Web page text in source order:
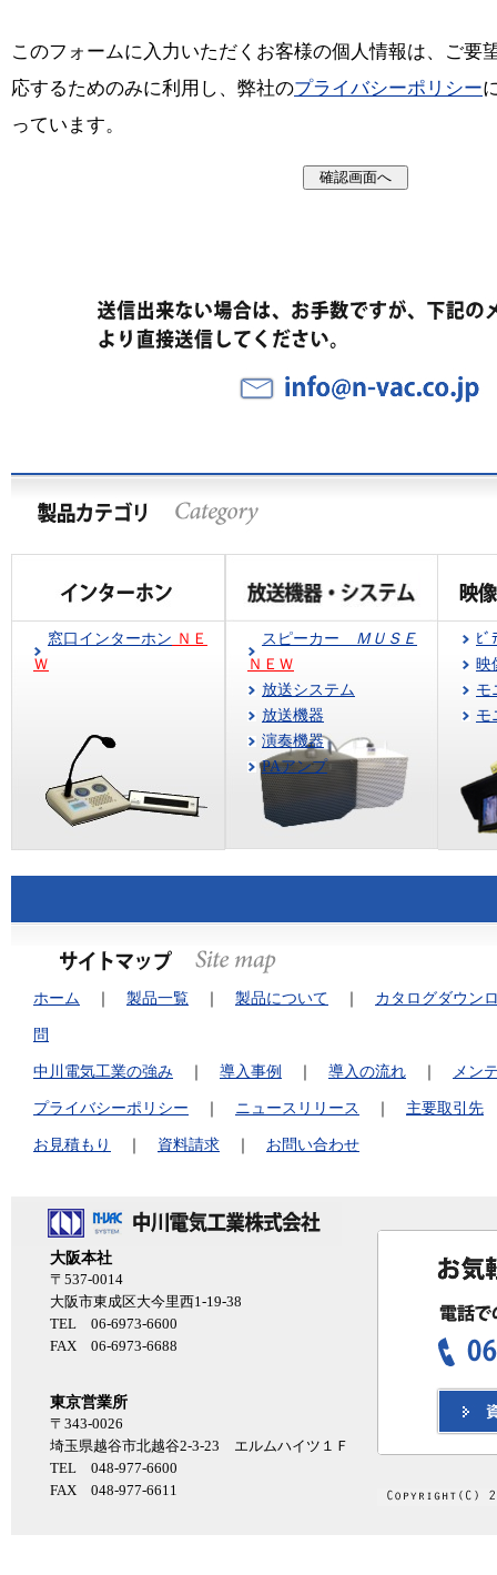
このフォームに入力いただくお客様の個人情報は、ご要
応するためのみに利用し、弊社のプライバシーポリシー
っています。
窓口インターホン ＮＥ
Ｗ
スピーカー
ＭＵＳＥ
ＮＥＷ
放送システム
放送機器
演奏機器
PAアンプ
ﾋﾞ
映
モ
モ
ホーム ｜ 製品一覧 ｜ 製品について ｜ カタログダウン
問
中川電気工業の強み ｜ 導入事例 ｜ 導入の流れ ｜ メン
プライバシーポリシー ｜ ニュースリリース ｜ 主要取引先
お見積もり ｜ 資料請求 ｜ お問い合わせ
大阪本社
〒537-0014
大阪市東成区大今里西1-19-38
TEL 06-6973-6600
FAX 06-6973-6688
東京営業所
〒343-0026
埼玉県越谷市北越谷2-3-23 エルムハイツ１Ｆ
TEL 048-977-6600
FAX 048-977-6611